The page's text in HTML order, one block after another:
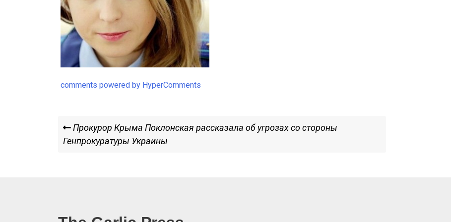
comments powered by HyperComments
Навигация
Previous
Post
Прокурор Крыма Поклонская рассказала об угрозах со стороны
Генпрокуратуры Украины